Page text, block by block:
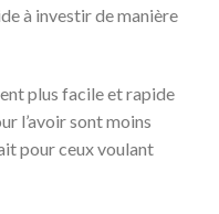
à investir de manière
plus facile et rapide
l’avoir sont moins
pour ceux voulant